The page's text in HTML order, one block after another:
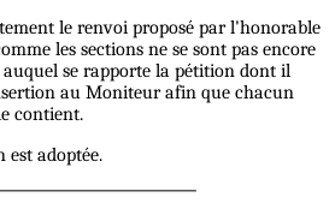
le renvoi proposé par l'honorable
les sections ne se sont pas encore
se rapporte la pétition dont il
au Moniteur afin que chacun
contient.
est adoptée.